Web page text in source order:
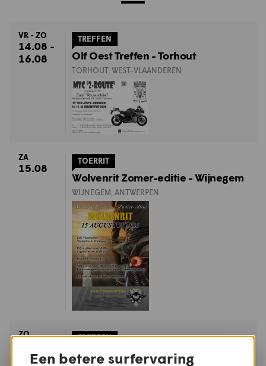
VR - ZO
14.08 -
16.08
TREFFEN
Olf Oest Treffen - Torhout
TORHOUT, WEST-VLAANDEREN
ZA
15.08
TOERRIT
Wolvenrit Zomer-editie - Wijnegem
WIJNEGEM, ANTWERPEN
ZO TREFFEN
45ste Krabbentreffen - Rollegem
Een betere surfervaring